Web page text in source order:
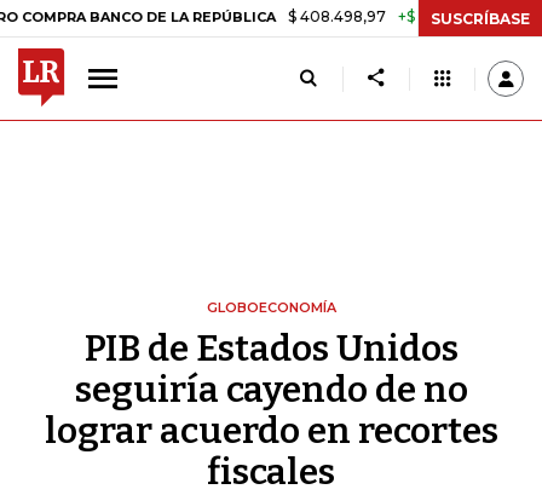
BANCO DE LA REPÚBLICA $ 408.498,97 +$ 8.753,81 +2,19%
SUSCRÍBASE
GLOBOECONOMÍA
PIB de Estados Unidos
seguiría cayendo de no
lograr acuerdo en recortes
fiscales